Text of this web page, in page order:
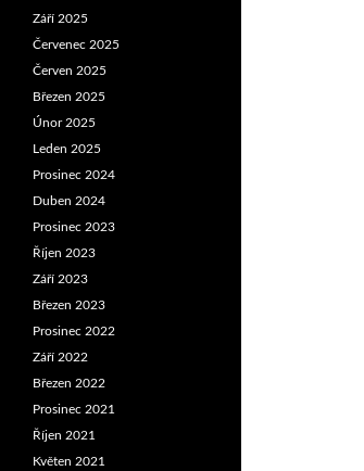
Září 2025
Červenec 2025
Červen 2025
Březen 2025
Únor 2025
Leden 2025
Prosinec 2024
Duben 2024
Prosinec 2023
Říjen 2023
Září 2023
Březen 2023
Prosinec 2022
Září 2022
Březen 2022
Prosinec 2021
Říjen 2021
Květen 2021